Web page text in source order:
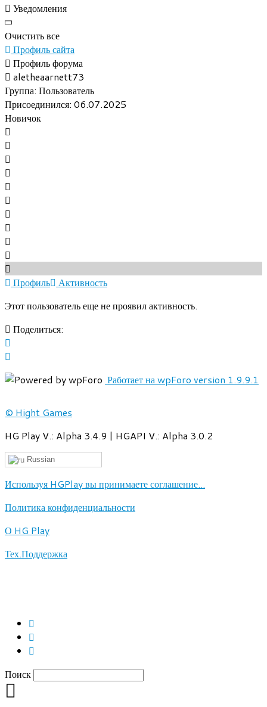
Уведомления
Очистить все
Профиль сайта
Профиль форума
aletheaarnett73
Группа: Пользователь
Присоединился: 06.07.2025
Новичок
Профиль
Активность
Этот пользователь еще не проявил активность.
Поделиться:
Работает на wpForo version 1.9.9.1
© Hight Games
HG Play V.: Alpha 3.4.9 | HGAPI V.: Alpha 3.0.2
Russian
Используя HGPlay вы принимаете соглашение...
Политика конфиденциальности
О HG Play
Тех.Поддержка
Поиск